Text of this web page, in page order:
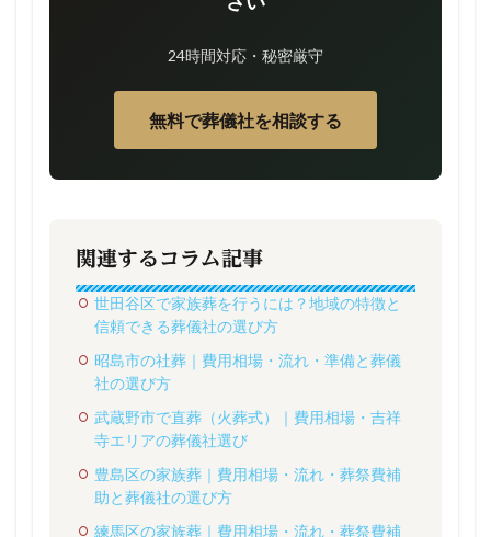
24時間対応・秘密厳守
無料で葬儀社を相談する
関連するコラム記事
世田谷区で家族葬を行うには？地域の特徴と
信頼できる葬儀社の選び方
昭島市の社葬｜費用相場・流れ・準備と葬儀
社の選び方
武蔵野市で直葬（火葬式）｜費用相場・吉祥
寺エリアの葬儀社選び
豊島区の家族葬｜費用相場・流れ・葬祭費補
助と葬儀社の選び方
練馬区の家族葬｜費用相場・流れ・葬祭費補